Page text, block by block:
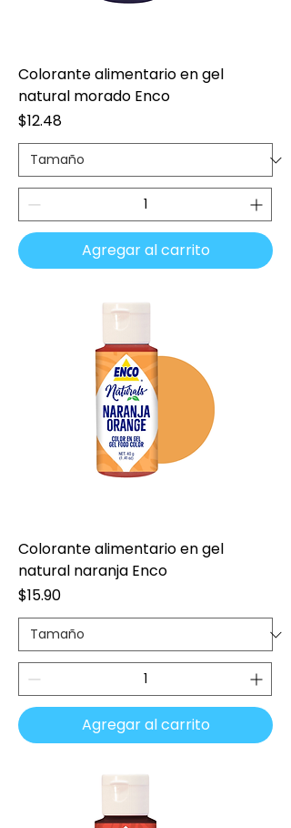
Colorante alimentario en gel
natural morado Enco
Precio
$12.48
Agregar al carrito
Colorante alimentario en gel
natural naranja Enco
Precio
$15.90
Agregar al carrito